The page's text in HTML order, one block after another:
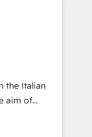
help
we lean
a
the Italian
aim of
by
integrating